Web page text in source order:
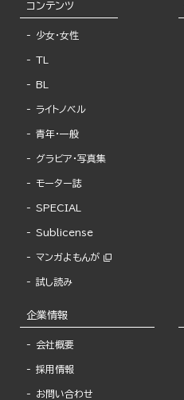
コンテンツ
少女・女性
TL
BL
ライトノベル
青年・一般
グラビア・写真集
モーター誌
SPECIAL
Sublicense
マンガよもんが
試し読み
企業情報
会社概要
採用情報
お問い合わせ